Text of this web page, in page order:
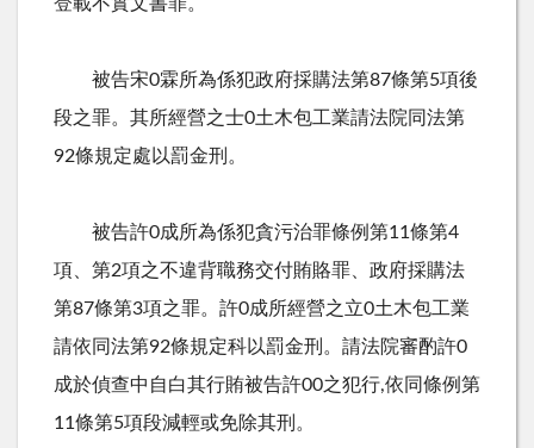
被告宋0霖所為係犯政府採購法第87條第5項後
段之罪。其所經營之士0土木包工業請法院同法第
92條規定處以罰金刑。
被告許0成所為係犯貪污治罪條例第11條第4
項、第2項之不違背職務交付賄賂罪、政府採購法
第87條第3項之罪。許0成所經營之立0土木包工業
請依同法第92條規定科以罰金刑。請法院審酌許0
成於偵查中自白其行賄被告許00之犯行,依同條例第
11條第5項段減輕或免除其刑。